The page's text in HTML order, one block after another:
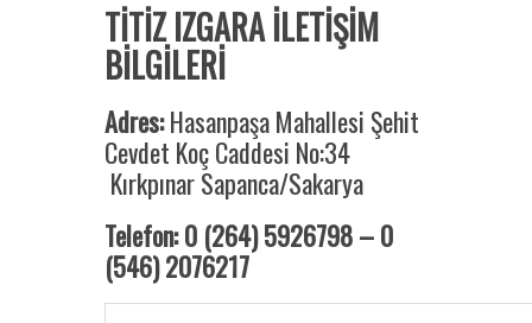
TİTİZ IZGARA İLETİŞİM
BİLGİLERİ
Adres:Hasanpaşa Mahallesi Şehit
Cevdet Koç Caddesi No:34
Kırkpınar Sapanca/Sakarya
Telefon: 0 (264) 5926798 – 0
(546) 2076217